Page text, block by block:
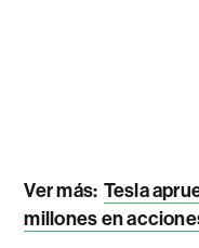
Ver más: Tesla
millones en